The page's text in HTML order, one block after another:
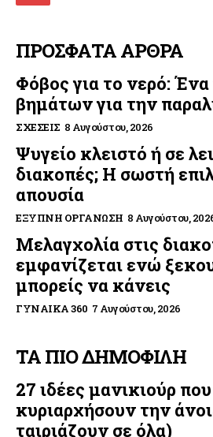
ΠΡΟΣΦΑΤΑ ΑΡΘΡΑ
Φόβος για το νερό:
βημάτων για την
ΣΧΈΣΕΙΣ 8 Αυγούστου, 2026
Ψυγείο κλειστό ή σε
διακοπές; Η σωστή
απουσία
ΈΞΥΠΝΗ ΟΡΓΆΝΩΣΗ 8 Αυγούστου,
Μελαγχολία στις
εμφανίζεται ενώ
μπορείς να κάνεις
ΓΥΝΑΊΚΑ 360 7 Αυγούστου, 2026
ΤΑ ΠΙΟ ΔΗΜΟΦΙΛΗ
27 ιδέες μανικιούρ
κυριαρχήσουν την
ταιριάζουν σε όλα)